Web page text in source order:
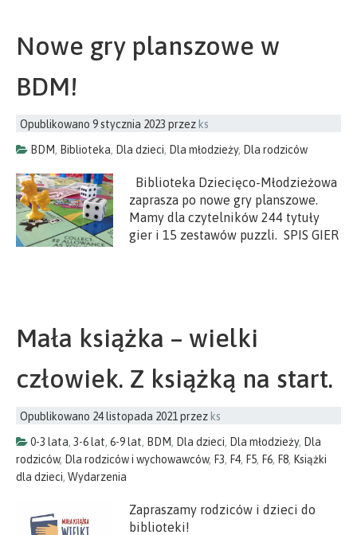
Nowe gry planszowe w
BDM!
Opublikowano 9 stycznia 2023 przez ks
BDM, Biblioteka, Dla dzieci, Dla młodzieży, Dla rodziców
Biblioteka Dziecięco-Młodzieżowa
zaprasza po nowe gry planszowe.
Mamy dla czytelników 244 tytuły
gier i 15 zestawów puzzli. SPIS GIER
Mała książka – wielki
człowiek. Z książką na start.
Opublikowano 24 listopada 2021 przez ks
0-3 lata, 3-6 lat, 6-9 lat, BDM, Dla dzieci, Dla młodzieży, Dla
rodziców, Dla rodziców i wychowawców, F3, F4, F5, F6, F8, Książki
dla dzieci, Wydarzenia
Zapraszamy rodziców i dzieci do
biblioteki!